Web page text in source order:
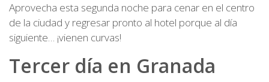
Aprovecha esta segunda noche para cenar en el centro
de la ciudad y regresar pronto al hotel porque al día
siguiente… ¡vienen curvas!
Tercer día en Granada